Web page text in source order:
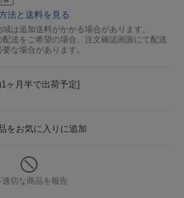
法と送料を見る
は追加送料がかかる場合があります。
送をご希望の場合、注文確認画面にて配送
な場合があります。
ヶ月半で出荷予定]
をお気に入りに追加
適切な商品を報告